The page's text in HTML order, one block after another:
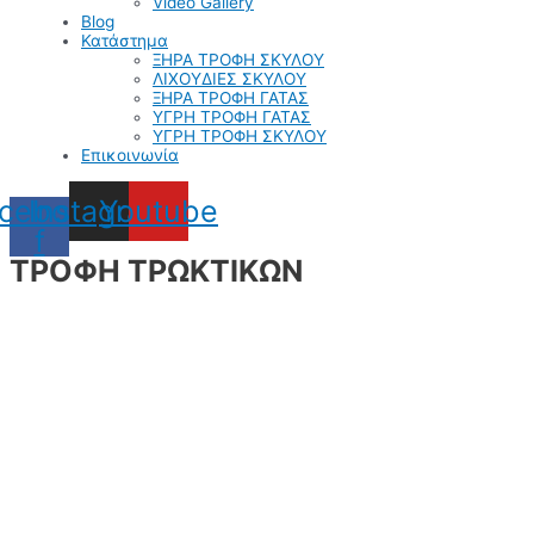
Blog
Κατάστημα
ΞΗΡΑ ΤΡΟΦΗ ΣΚΥΛΟΥ
ΛΙΧΟΥΔΙΕΣ ΣΚΥΛΟΥ
ΞΗΡΑ ΤΡΟΦΗ ΓΑΤΑΣ
ΥΓΡΗ ΤΡΟΦΗ ΓΑΤΑΣ
ΥΓΡΗ ΤΡΟΦΗ ΣΚΥΛΟΥ
Επικοινωνία
f
Instagram
Youtube
ΤΡΟΦΗ ΤΡΩΚΤΙΚΩΝ